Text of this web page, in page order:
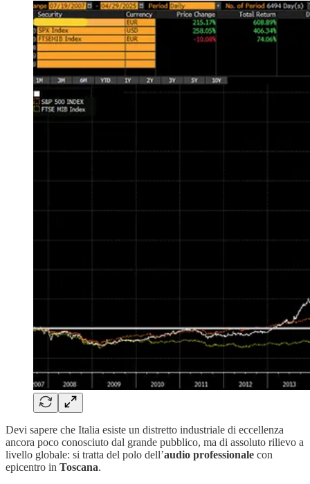
Devi sapere che Italia esiste un distretto industriale di eccellenza
ancora poco conosciuto dal grande pubblico, ma di assoluto rilievo a
livello globale: si tratta del polo dell’audio professionale con
epicentro in Toscana.